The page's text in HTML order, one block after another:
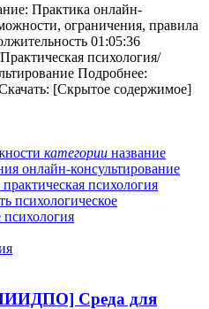
Практика онлайн-
ограничения, правила
01:05:36
психология/
Подробнее:
[Скрытое содержимое]
категории название
онлайн-консультирование
практическая психология
психологическое
психология
Среда для